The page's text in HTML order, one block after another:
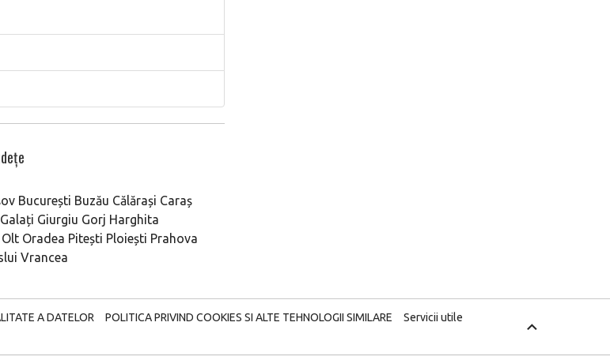
București Buzău Călărași Caraș
Galați Giurgiu Gorj Harghita
Olt Oradea Pitești Ploiești Prahova
Vrancea
A DATELOR POLITICA PRIVIND COOKIES SI ALTE TEHNOLOGII SIMILARE
Servicii utile